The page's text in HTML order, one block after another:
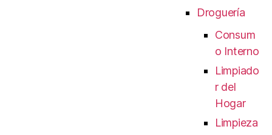
Droguería
Consum
o Interno
Limpiado
r del
Hogar
Limpieza